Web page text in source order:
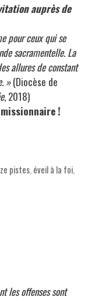
auprès de
pour ceux qui se
sacramentelle. La
allures de constant
»(Diocèse de
, 2018)
!
pistes, éveil à la foi,
les offenses sont